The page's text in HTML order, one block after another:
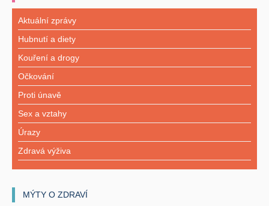
Aktuální zprávy
Hubnutí a diety
Kouření a drogy
Očkování
Proti únavě
Sex a vztahy
Úrazy
Zdravá výživa
MÝTY O ZDRAVÍ